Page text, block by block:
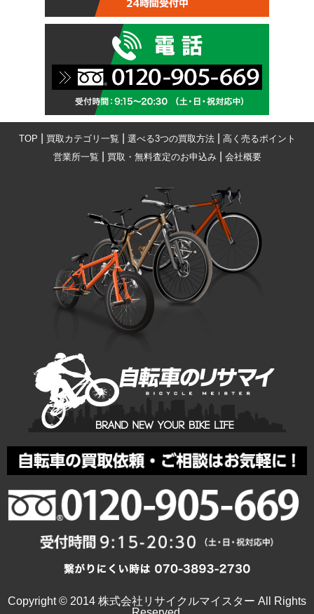
TOP 買取カテゴリ一覧 選べる3つの買取方法| 高く売るポイント
営業所一覧
買取・無料査定のお申込み| 会社概要
Copyright © 2014 株式会社リサイクルマイスター All Rights